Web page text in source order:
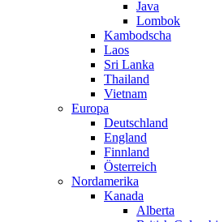
Java
Lombok
Kambodscha
Laos
Sri Lanka
Thailand
Vietnam
Europa
Deutschland
England
Finnland
Österreich
Nordamerika
Kanada
Alberta